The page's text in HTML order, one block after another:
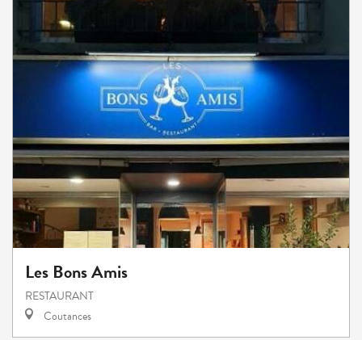
Les Bons Amis
RESTAURANT
Coutances